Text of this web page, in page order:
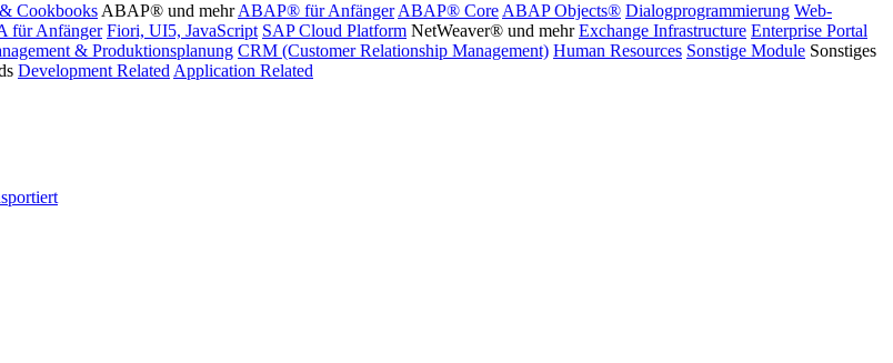
CookbooksABAP® und mehrABAP® für AnfängerABAP® CoreABAP Objects® Dialogprogrammierung Web-
für Anfänger Fiori, UI5, JavaScript SAP Cloud Platform NetWeaver® und mehr Exchange Infrastructure Enterprise Portal
& Produktionsplanung CRM (Customer Relationship Management) Human Resources Sonstige Module Sonstiges
Development RelatedApplication Related